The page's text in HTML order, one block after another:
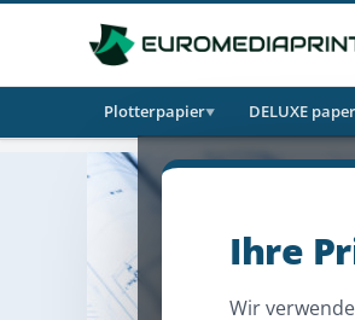
Plotterpapier▼ DELUXE paper
Ihre
Wir